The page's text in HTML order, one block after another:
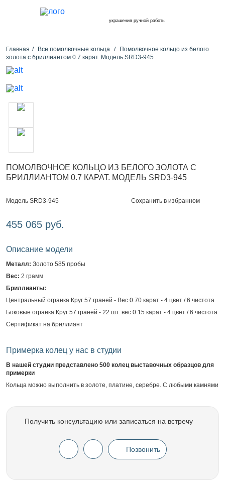
украшения ручной работы
Главная Все помолвочные кольца
Помолвочное кольцо из белого
золота с бриллиантом 0.7 карат. Модель SRD3-945
ПОМОЛВОЧНОЕ КОЛЬЦО ИЗ БЕЛОГО ЗОЛОТА С
БРИЛЛИАНТОМ 0.7 КАРАТ. МОДЕЛЬ SRD3-945
Модель SRD3-945 Сохранить в избранном
455 065 руб.
Описание модели
Металл: Золото 585 пробы
Вес: 2 грамм
Бриллианты:
Центральный огранка Круг 57 граней - Вес 0.70 карат - 4 цвет / 6 чистота
Боковые огранка Круг 57 граней - 22 шт. вес 0.15 карат - 4 цвет / 6 чистота
Сертификат на бриллиант
Примерка колец у нас в студии
В нашей студии представлено 500 колец выставочных образцов для
примерки
Кольца можно выполнить в золоте, платине, серебре. С любыми камнями
Получить консультацию или записаться на встречу
Позвонить